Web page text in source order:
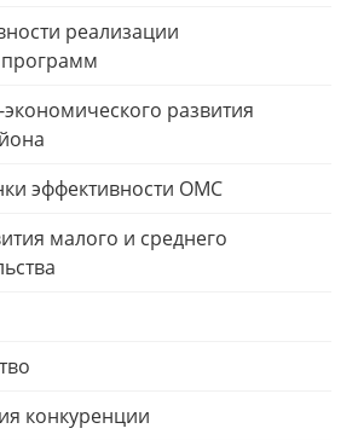
реализации
развития
эффективности ОМС
малого и среднего
конкуренции